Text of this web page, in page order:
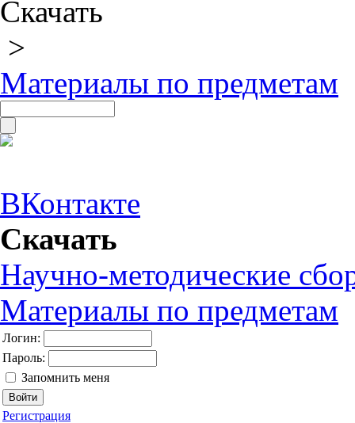
Скачать
>
Материалы по предметам
ВКонтакте
Скачать
Научно-методические
Материалы по предметам
Логин:
Пароль:
Запомнить меня
Регистрация